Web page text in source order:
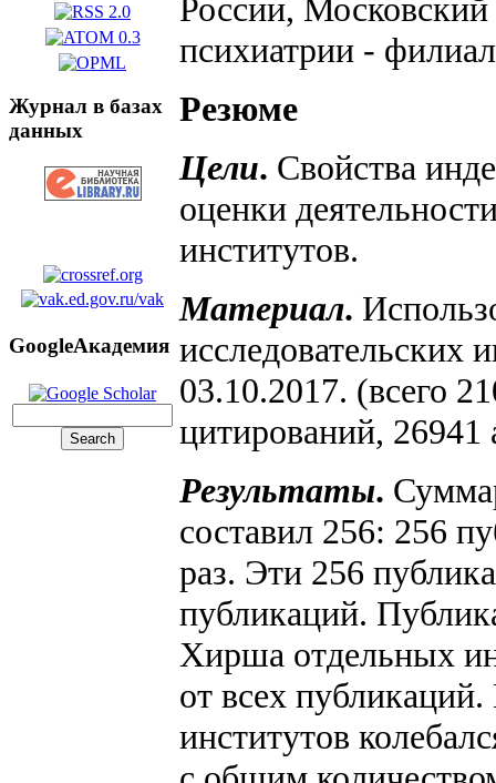
Журнал в базах
данных
GoogleАкадемия
России, Московский
психиатрии -
Резюме
Цели. Свойства
оценки
институтов.
Материал.
исследовательских
03.10.2017. (всего
цитирований,
Результаты.
составил 256: 256
раз. Эти 256
публикаций.
Хирша отдельных
от всех
институтов